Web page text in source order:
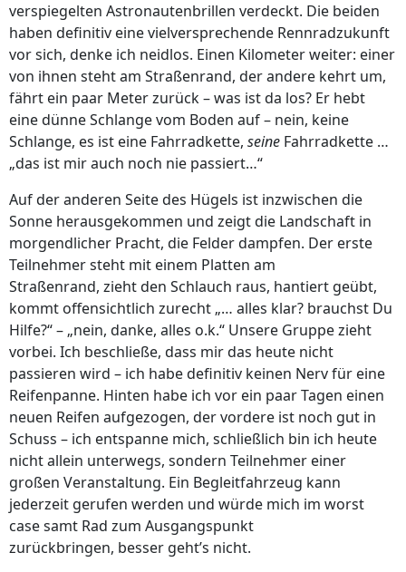
verspiegelten Astronautenbrillen verdeckt. Die beiden
haben definitiv eine vielversprechende Rennradzukunft
vor sich, denke ich neidlos. Einen Kilometer weiter: einer
von ihnen steht am Straßenrand, der andere kehrt um,
fährt ein paar Meter zurück – was ist da los? Er hebt
eine dünne Schlange vom Boden auf – nein, keine
Schlange, es ist eine Fahrradkette, seine Fahrradkette …
„das ist mir auch noch nie passiert…“
Auf der anderen Seite des Hügels ist inzwischen die
Sonne herausgekommen und zeigt die Landschaft in
morgendlicher Pracht, die Felder dampfen. Der erste
Teilnehmer steht mit einem Platten am
Straßenrand, zieht den Schlauch raus, hantiert geübt,
kommt offensichtlich zurecht „… alles klar? brauchst Du
Hilfe?“ – „nein, danke, alles o.k.“ Unsere Gruppe zieht
vorbei. Ich beschließe, dass mir das heute nicht
passieren wird – ich habe definitiv keinen Nerv für eine
Reifenpanne. Hinten habe ich vor ein paar Tagen einen
neuen Reifen aufgezogen, der vordere ist noch gut in
Schuss – ich entspanne mich, schließlich bin ich heute
nicht allein unterwegs, sondern Teilnehmer einer
großen Veranstaltung. Ein Begleitfahrzeug kann
jederzeit gerufen werden und würde mich im worst
case samt Rad zum Ausgangspunkt
zurückbringen, besser geht’s nicht.